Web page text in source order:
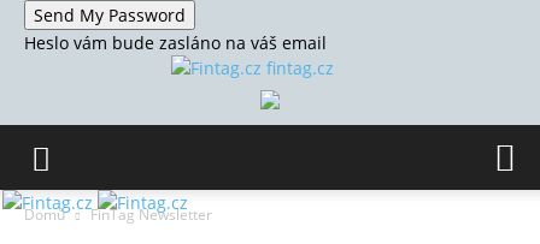
Heslo vám bude zasláno na váš email
fintag.cz
Domů FinTag Newsletter